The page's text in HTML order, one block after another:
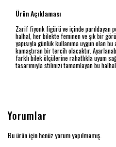
Ürün Açıklaması
Zarif fiyonk figürü ve içinde parıldayan
halhal, her bilekte feminen ve şık bir
yapısıyla günlük kullanıma uygun olan
kamaştıran bir tercih olacaktır.
farklı bilek ölçülerine rahatlıkla uyum
tasarımıyla stilinizi tamamlayan bu halhal,
Yorumlar
Bu ürün için henüz yorum yapılmamış.